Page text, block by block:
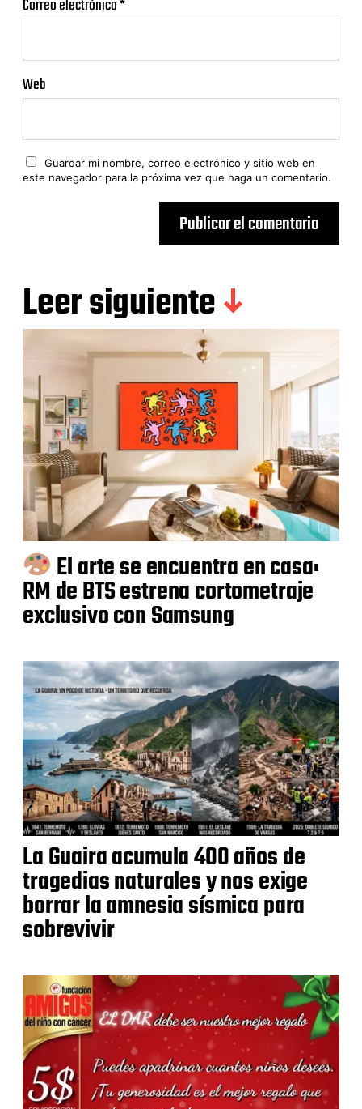
Correo electrónico*
Web
Guardar mi nombre, correo electrónico y sitio web en
este navegador para la próxima vez que haga un comentario.
Leer siguiente
El arte se encuentra en casa:
RM de BTS estrena cortometraje
exclusivo con Samsung
La Guaira acumula 400 años de
tragedias naturales y nos exige
borrar la amnesia sísmica para
sobrevivir